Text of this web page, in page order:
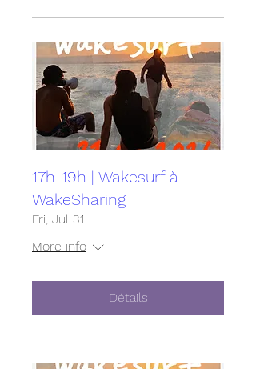
17h-19h | Wakesurf à
WakeSharing
Fri, Jul 31
More info
Détails